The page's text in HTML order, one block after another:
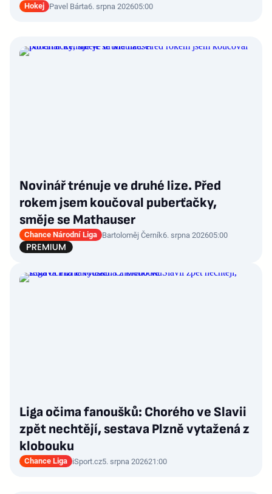
Hokej Pavel Bárta6. srpna 202605:00
Novinář trénuje ve druhé lize. Před
rokem jsem koučoval puberťačky,
směje se Mathauser
Chance Národní Liga Bartoloměj Černík6. srpna 202605:00
Liga očima fanoušků: Chorého ve Slavii
zpět nechtějí, sestava Plzně vytažená z
klobouku
Chance Liga iSport.cz5. srpna 202621:00